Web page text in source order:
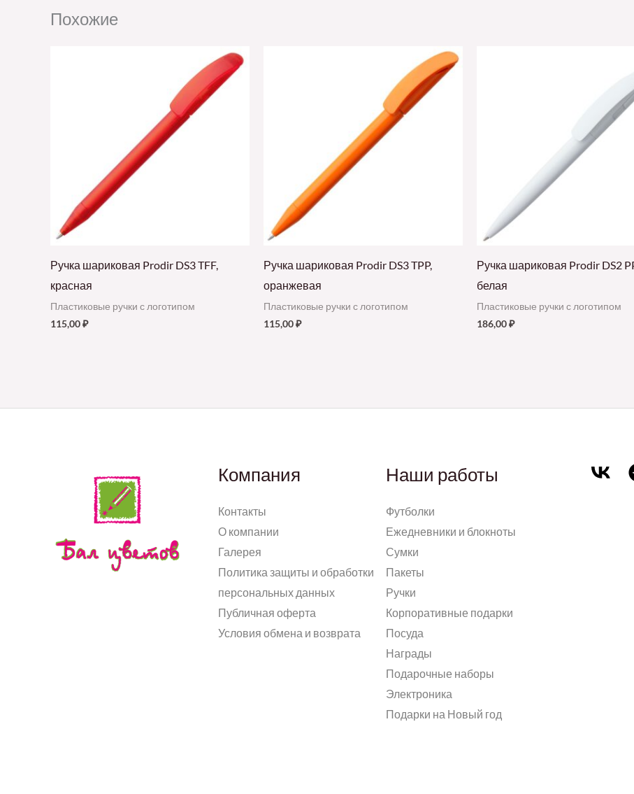
Похожие
Ручка шариковая Prodir DS3 TFF,
красная
Пластиковые ручки с логотипом
115,00₽
Ручка шариковая Prodir DS3 TPP,
оранжевая
Пластиковые ручки с логотипом
115,00₽
Ручка шариковая Prodir DS2
белая
Пластиковые ручки с логотипом
186,00₽
Компания
Контакты
О компании
Галерея
Политика защиты и обработки
персональных данных
Публичная оферта
Условия обмена и возврата
Наши работы
Футболки
Ежедневники и блокноты
Сумки
Пакеты
Ручки
Корпоративные подарки
Посуда
Награды
Подарочные наборы
Электроника
Подарки на Новый год